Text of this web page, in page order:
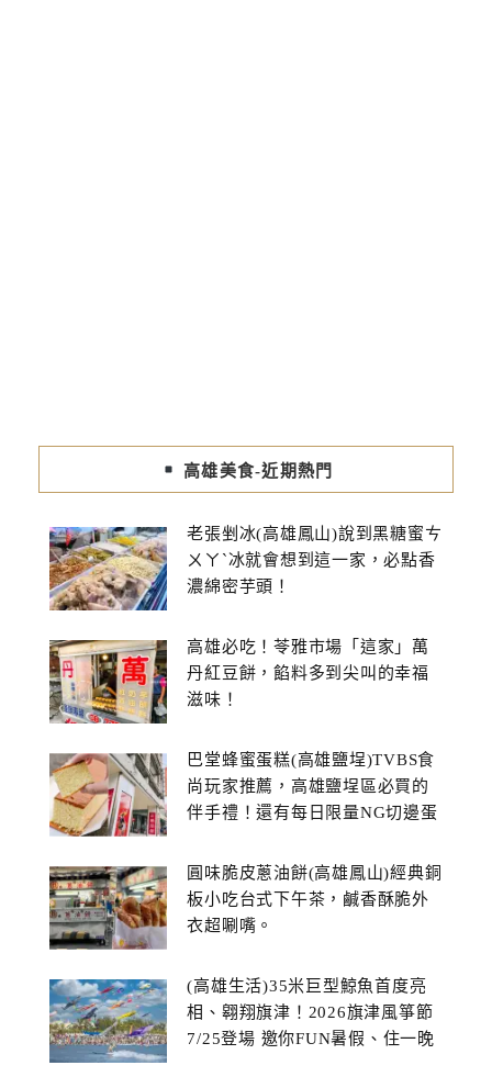
高雄美食-近期熱門
老張剉冰(高雄鳳山)說到黑糖蜜ㄘ
ㄨㄚˋ冰就會想到這一家，必點香
濃綿密芋頭！
高雄必吃！苓雅市場「這家」萬
丹紅豆餅，餡料多到尖叫的幸福
滋味！
巴堂蜂蜜蛋糕(高雄鹽埕)TVBS食
尚玩家推薦，高雄鹽埕區必買的
伴手禮！還有每日限量NG切邊蛋
圓味脆皮蔥油餅(高雄鳳山)經典銅
板小吃台式下午茶，鹹香酥脆外
衣超唰嘴。
(高雄生活)35米巨型鯨魚首度亮
相、翱翔旗津！2026旗津風箏節
7/25登場 邀你FUN暑假、住一晚